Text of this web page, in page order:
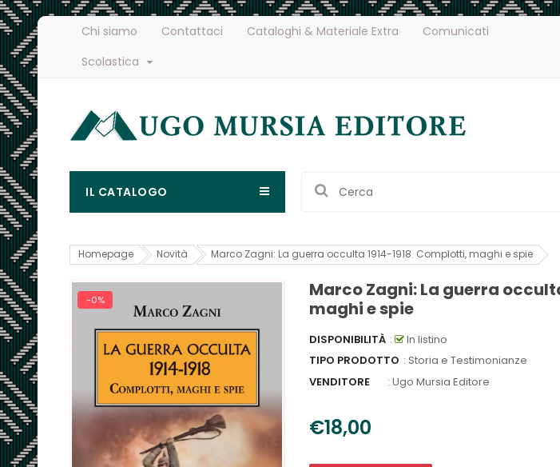
Chi siamo Contattaci Cataloghi & Materiale Extra
Comunicati
Scolastica
IL CATALOGO
Homepage Novità Marco Zagni: La guerra occulta 1914-1918. Complotti, maghi e spie
-0%
Marco Zagni: La guerra
maghi e spie
DISPONIBILITÀ :
In listino
TIPO PRODOTTO : Storia e Testimonianze
VENDITORE
: Ugo Mursia Editore
€18,00